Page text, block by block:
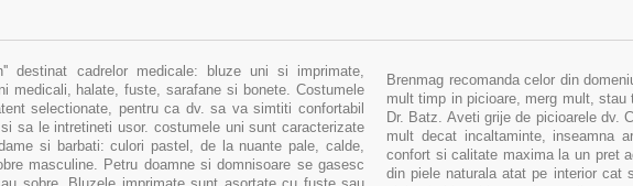
destinat cadrelor medicale: bluze uni si imprimate,
medicali, halate, fuste, sarafane si bonete. Costumele
selectionate, pentru ca dv. sa va simtiti confortabil
sa le intretineti usor. costumele uni sunt caracterizate
si barbati: culori pastel, de la nuante pale, calde,
masculine. Petru doamne si domnisoare se gasesc
Brenmag recomanda celor din
mult timp in picioare, merg mult,
Dr. Batz. Aveti grije de picioarele dv.
mult decat incaltaminte, inseamna
confort si calitate maxima la un pret
din piele naturala atat pe interior cat